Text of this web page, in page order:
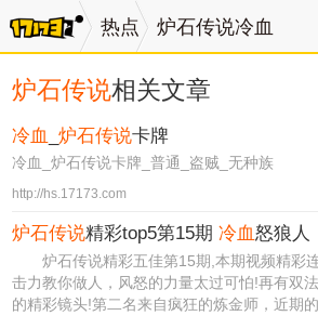
热点 炉石传说冷血
炉石传说相关文章
冷血 _炉石传说卡牌
冷血_炉石传说卡牌_普通_盗贼_无种族
http://hs.17173.com
炉石传说精彩top5第15期冷血怒狼人
炉石传说精彩五佳第15期,本期视频精彩
击力教你做人，风怒的力量太过可怕!再有双
的精彩镜头!第二名来自疯狂的炼金师，近期